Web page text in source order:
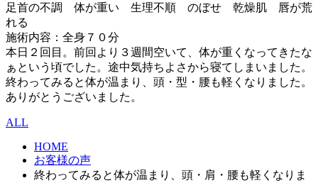
足首の不調 体が重い 生理不順 のぼせ 乾燥肌 唇が荒
れる
施術内容：全身７０分
本日２回目。前回より３週間空いて、体が重くなってきたな
ぁという頃でした。途中気持ちよさから寝てしまいました。
終わってみると体が温まり、頭・型・腰も軽くなりました。
ありがとうございました。
ALL
HOME
お客様の声
終わってみると体が温まり、頭・肩・腰も軽くなりま